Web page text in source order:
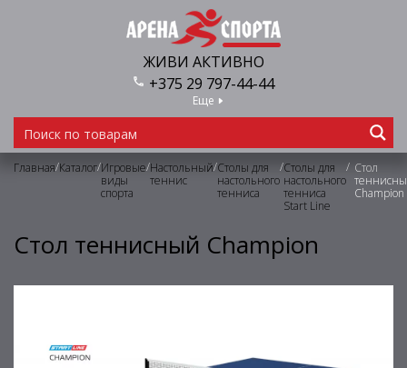
ЖИВИ АКТИВНО
+375 29 797-44-44
Еще
Главная/Каталог/Игровые
виды
спорта
/Настольный
теннис
/Столы для
настольного
тенниса
/Столы для
настольного
тенниса
Start Line
/ Стол
Champion
Стол теннисный Champion